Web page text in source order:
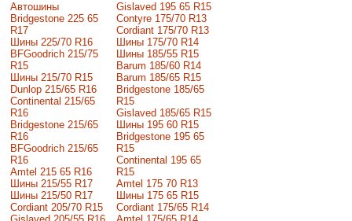
Автошины
Bridgestone 225 65
R17
Шины 225/70 R16
BFGoodrich 215/75
R15
Шины 215/70 R15
Dunlop 215/65 R16
Continental 215/65
R16
Bridgestone 215/65
R16
BFGoodrich 215/65
R16
Amtel 215 65 R16
Шины 215/55 R17
Шины 215/50 R17
Сordiant 205/70 R15
Gislaved 195 65 R15
Contyre 175/70 R13
Cordiant 175/70 R13
Шины 175/70 R14
Шины 185/55 R15
Barum 185/60 R14
Barum 185/65 R15
Bridgestone 185/65
R15
Gislaved 185/65 R15
Шины 195 60 R15
Bridgestone 195 65
R15
Continental 195 65
R15
Amtel 175 70 R13
Шины 175 65 R15
Cordiant 175/65 R14